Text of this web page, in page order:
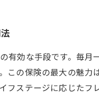
有効な手段です。毎
この保険の最大の魅
フステージに応じた